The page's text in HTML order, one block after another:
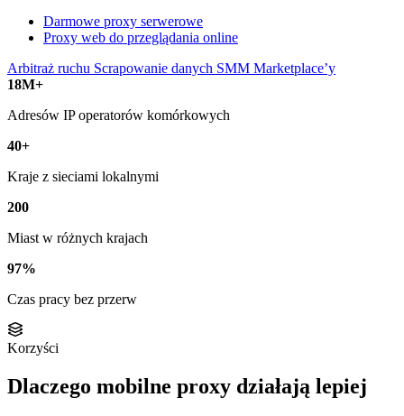
Darmowe proxy serwerowe
Proxy web do przeglądania online
Arbitraż ruchu Scrapowanie danych SMM Marketplace’y
18M+
Adresów IP operatorów komórkowych
40+
Kraje z sieciami lokalnymi
200
Miast w różnych krajach
97%
Czas pracy bez przerw
Korzyści
Dlaczego mobilne proxy działają lepiej